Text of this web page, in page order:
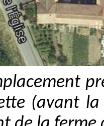
(avant